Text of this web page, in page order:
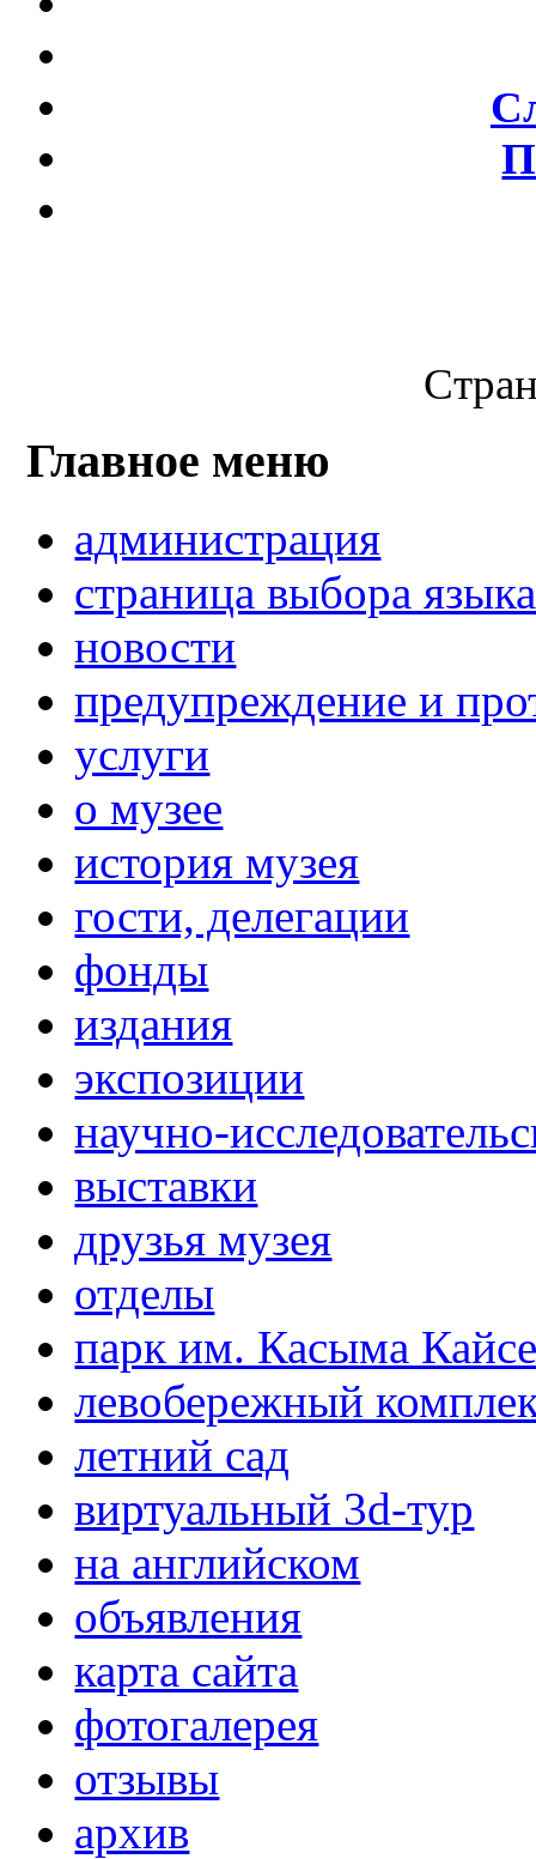
Главное меню
администрация
страница выбора языка
новости
предупреждение и
услуги
о музее
история музея
гости, делегации
фонды
издания
экспозиции
научно-
выставки
друзья музея
отделы
парк им. Касыма
левобережный
летний сад
виртуальный 3d-тур
на английском
объявления
карта сайта
фотогалерея
отзывы
архив